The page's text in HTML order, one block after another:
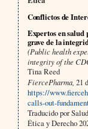
Conflictos de
Expertos en
grave de la
(Public health
integrity of the
Tina Reed
FiercePharma, 21
https://
calls-out-
Traducido por
Ética y Derecho